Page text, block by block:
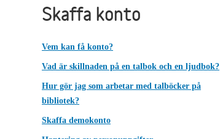
Skaffa konto
Vem kan få konto?
Vad är skillnaden på en talbok och en ljudbok?
Hur gör jag som arbetar med talböcker på
bibliotek?
Skaffa demokonto